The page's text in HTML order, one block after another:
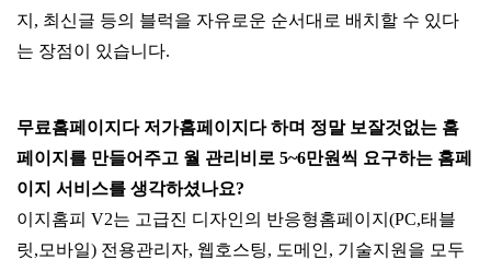
지, 최신글 등의 블럭을 자유로운 순서대로 배치할 수 있다
는 장점이 있습니다.
무료홈페이지다 저가홈페이지다 하며 정말 보잘것없는 홈
페이지를 만들어주고 월 관리비로 5~6만원씩 요구하는 홈페
이지 서비스를 생각하셨나요?
이지홈피 V2는 고급진 디자인의 반응형홈페이지(PC,태블
릿,모바일) 전용관리자, 웹호스팅, 도메인, 기술지원을 모두